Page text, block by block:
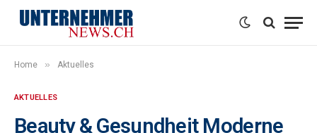
Home » Aktuelles
AKTUELLES
Beauty & Gesundheit Moderne